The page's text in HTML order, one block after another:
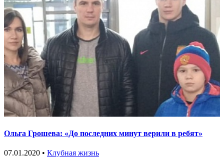
Ольга Грошева: «До последних минут верили в ребят»
07.01.2020 • Клубная жизнь